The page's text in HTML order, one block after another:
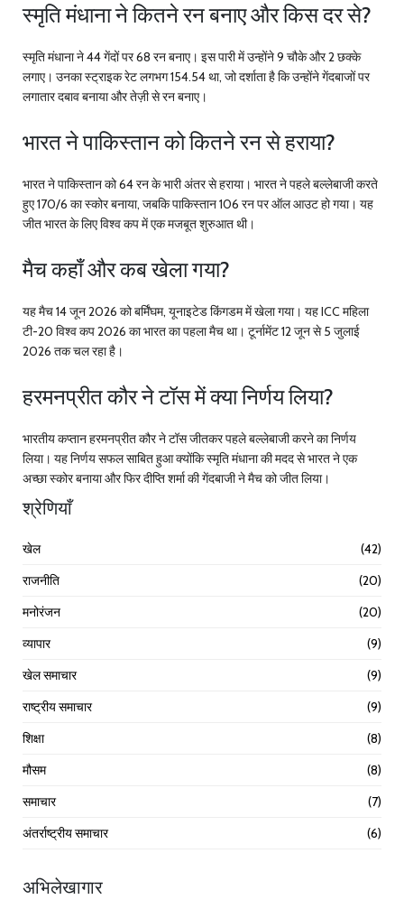
स्मृति मंधाना ने कितने रन बनाए और किस दर से?
स्मृति मंधाना ने 44 गेंदों पर 68 रन बनाए। इस पारी में उन्होंने 9 चौके और 2 छक्के
लगाए। उनका स्ट्राइक रेट लगभग 154.54 था, जो दर्शाता है कि उन्होंने गेंदबाजों पर
लगातार दबाव बनाया और तेज़ी से रन बनाए।
भारत ने पाकिस्तान को कितने रन से हराया?
भारत ने पाकिस्तान को 64 रन के भारी अंतर से हराया। भारत ने पहले बल्लेबाजी करते
हुए 170/6 का स्कोर बनाया, जबकि पाकिस्तान 106 रन पर ऑल आउट हो गया। यह
जीत भारत के लिए विश्व कप में एक मजबूत शुरुआत थी।
मैच कहाँ और कब खेला गया?
यह मैच 14 जून 2026 को बर्मिंघम, यूनाइटेड किंगडम में खेला गया। यह ICC महिला
टी-20 विश्व कप 2026 का भारत का पहला मैच था। टूर्नामेंट 12 जून से 5 जुलाई
2026 तक चल रहा है।
हरमनप्रीत कौर ने टॉस में क्या निर्णय लिया?
भारतीय कप्तान हरमनप्रीत कौर ने टॉस जीतकर पहले बल्लेबाजी करने का निर्णय
लिया। यह निर्णय सफल साबित हुआ क्योंकि स्मृति मंधाना की मदद से भारत ने एक
अच्छा स्कोर बनाया और फिर दीप्ति शर्मा की गेंदबाजी ने मैच को जीत लिया।
श्रेणियाँ
खेल
(42)
राजनीति
(20)
मनोरंजन
(20)
व्यापार
(9)
खेल समाचार
(9)
राष्ट्रीय समाचार
(9)
शिक्षा
(8)
मौसम
(8)
समाचार
(7)
अंतर्राष्ट्रीय समाचार
(6)
अभिलेखागार